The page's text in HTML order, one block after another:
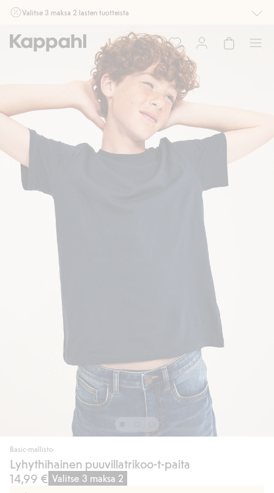
Valitse 3 maksa 2 lasten tuotteista
myymälässä ja verkossa. Ei voi yhdistää muihin alennuksiin tai tarjouksiin.
Osta nyt
Basic-mallisto
Lyhythihainen puuvillatrikoo-t-paita
14,99 € Valitse 3 maksa 2